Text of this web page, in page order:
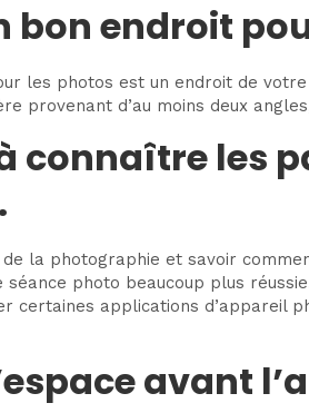
bon endroit
les photos est un endroit de
provenant d’au moins deux
connaître les
la photographie et savoir
photo beaucoup plus
certaines applications
avant